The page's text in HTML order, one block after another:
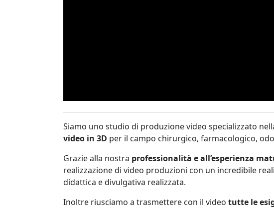
Siamo uno studio di produzione video specializzato
video in 3D per il campo chirurgico, farmacologico,
Grazie alla nostra professionalità e all’esperienza
realizzazione di video produzioni con un incredibile
didattica e divulgativa realizzata.
Inoltre riusciamo a trasmettere con il video tutte le